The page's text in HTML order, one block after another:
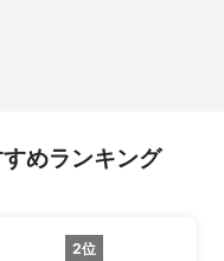
めランキング
2位